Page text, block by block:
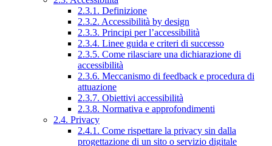
2.3.1. Definizione
2.3.2. Accessibilità by design
2.3.3. Principi per l’accessibilità
2.3.4. Linee guida e criteri di successo
2.3.5. Come rilasciare una dichiarazione di
accessibilità
2.3.6. Meccanismo di feedback e procedura di
attuazione
2.3.7. Obiettivi accessibilità
2.3.8. Normativa e approfondimenti
2.4. Privacy
2.4.1. Come rispettare la privacy sin dalla
progettazione di un sito o servizio digitale